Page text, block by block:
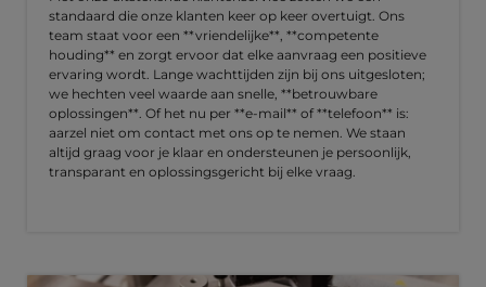
standaard die onze klanten keer op keer overtuigt. Ons
team staat voor een **vriendelijke**, **competente
houding** en zorgt ervoor dat elke aanvraag een positieve
ervaring wordt. Lange wachttijden zijn bij ons uitgesloten;
we hechten veel waarde aan snelle, **betrouwbare
oplossingen**. Of het nu per **e-mail** of **telefoon** is:
aarzel niet om contact met ons op te nemen. We staan
altijd graag voor je klaar en ondersteunen je persoonlijk,
transparant en oplossingsgericht bij elke vraag.